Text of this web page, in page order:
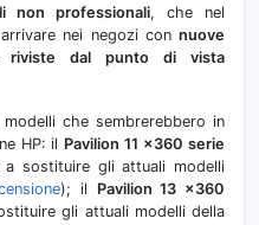
non professionali, che nel
nei negozi con nuove
riviste dal punto di vista
che sembrerebbero in
HP: il Pavilion 11 x360 serie
sostituire gli attuali modelli
); il Pavilion 13 x360
gli attuali modelli della